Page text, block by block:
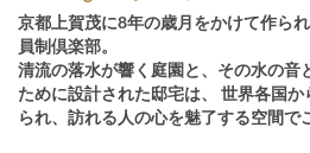
京都上賀茂に8年の歳月をかけて作ら
員制倶楽部。
清流の落水が響く庭園と、その水の音
ために設計された邸宅は、 世界各国か
られ、訪れる人の心を魅了する空間で